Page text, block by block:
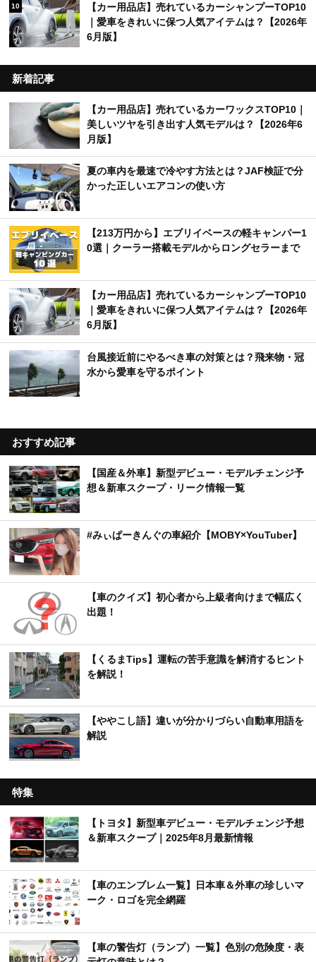
10
【カー用品店】売れているカーシャンプーTOP10
｜愛車をきれいに保つ人気アイテムは？【2026年
6月版】
新着記事
【カー用品店】売れているカーワックスTOP10｜
美しいツヤを引き出す人気モデルは？【2026年6
月版】
夏の車内を最速で冷やす方法とは？JAF検証で分
かった正しいエアコンの使い方
【213万円から】エブリイベースの軽キャンパー1
0選｜クーラー搭載モデルからロングセラーまで
【カー用品店】売れているカーシャンプーTOP10
｜愛車をきれいに保つ人気アイテムは？【2026年
6月版】
台風接近前にやるべき車の対策とは？飛来物・冠
水から愛車を守るポイント
おすすめ記事
【国産＆外車】新型デビュー・モデルチェンジ予
想＆新車スクープ・リーク情報一覧
#みぃぱーきんぐの車紹介【MOBY×YouTuber】
【車のクイズ】初心者から上級者向けまで幅広く
出題！
【くるまTips】運転の苦手意識を解消するヒント
を解説！
【ややこし語】違いが分かりづらい自動車用語を
解説
特集
【トヨタ】新型車デビュー・モデルチェンジ予想
＆新車スクープ｜2025年8月最新情報
【車のエンブレム一覧】日本車＆外車の珍しいマ
ーク・ロゴを完全網羅
【車の警告灯（ランプ）一覧】色別の危険度・表